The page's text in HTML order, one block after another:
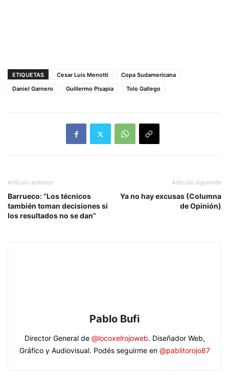
ETIQUETAS Cesar Luis Menotti
Copa Sudamericana
Daniel Garnero
Guillermo Pisapia Tolo Gallego
Artículo anterior
Barrueco: “Los técnicos
también toman decisiones si
los resultados no se dan”
Artículo siguiente
Ya no hay excusas (Columna
de Opinión)
Pablo Bufi
Director General de @locoxelrojoweb. Diseñador Web,
Gráfico y Audiovisual. Podés seguirme en @pablitorojo87